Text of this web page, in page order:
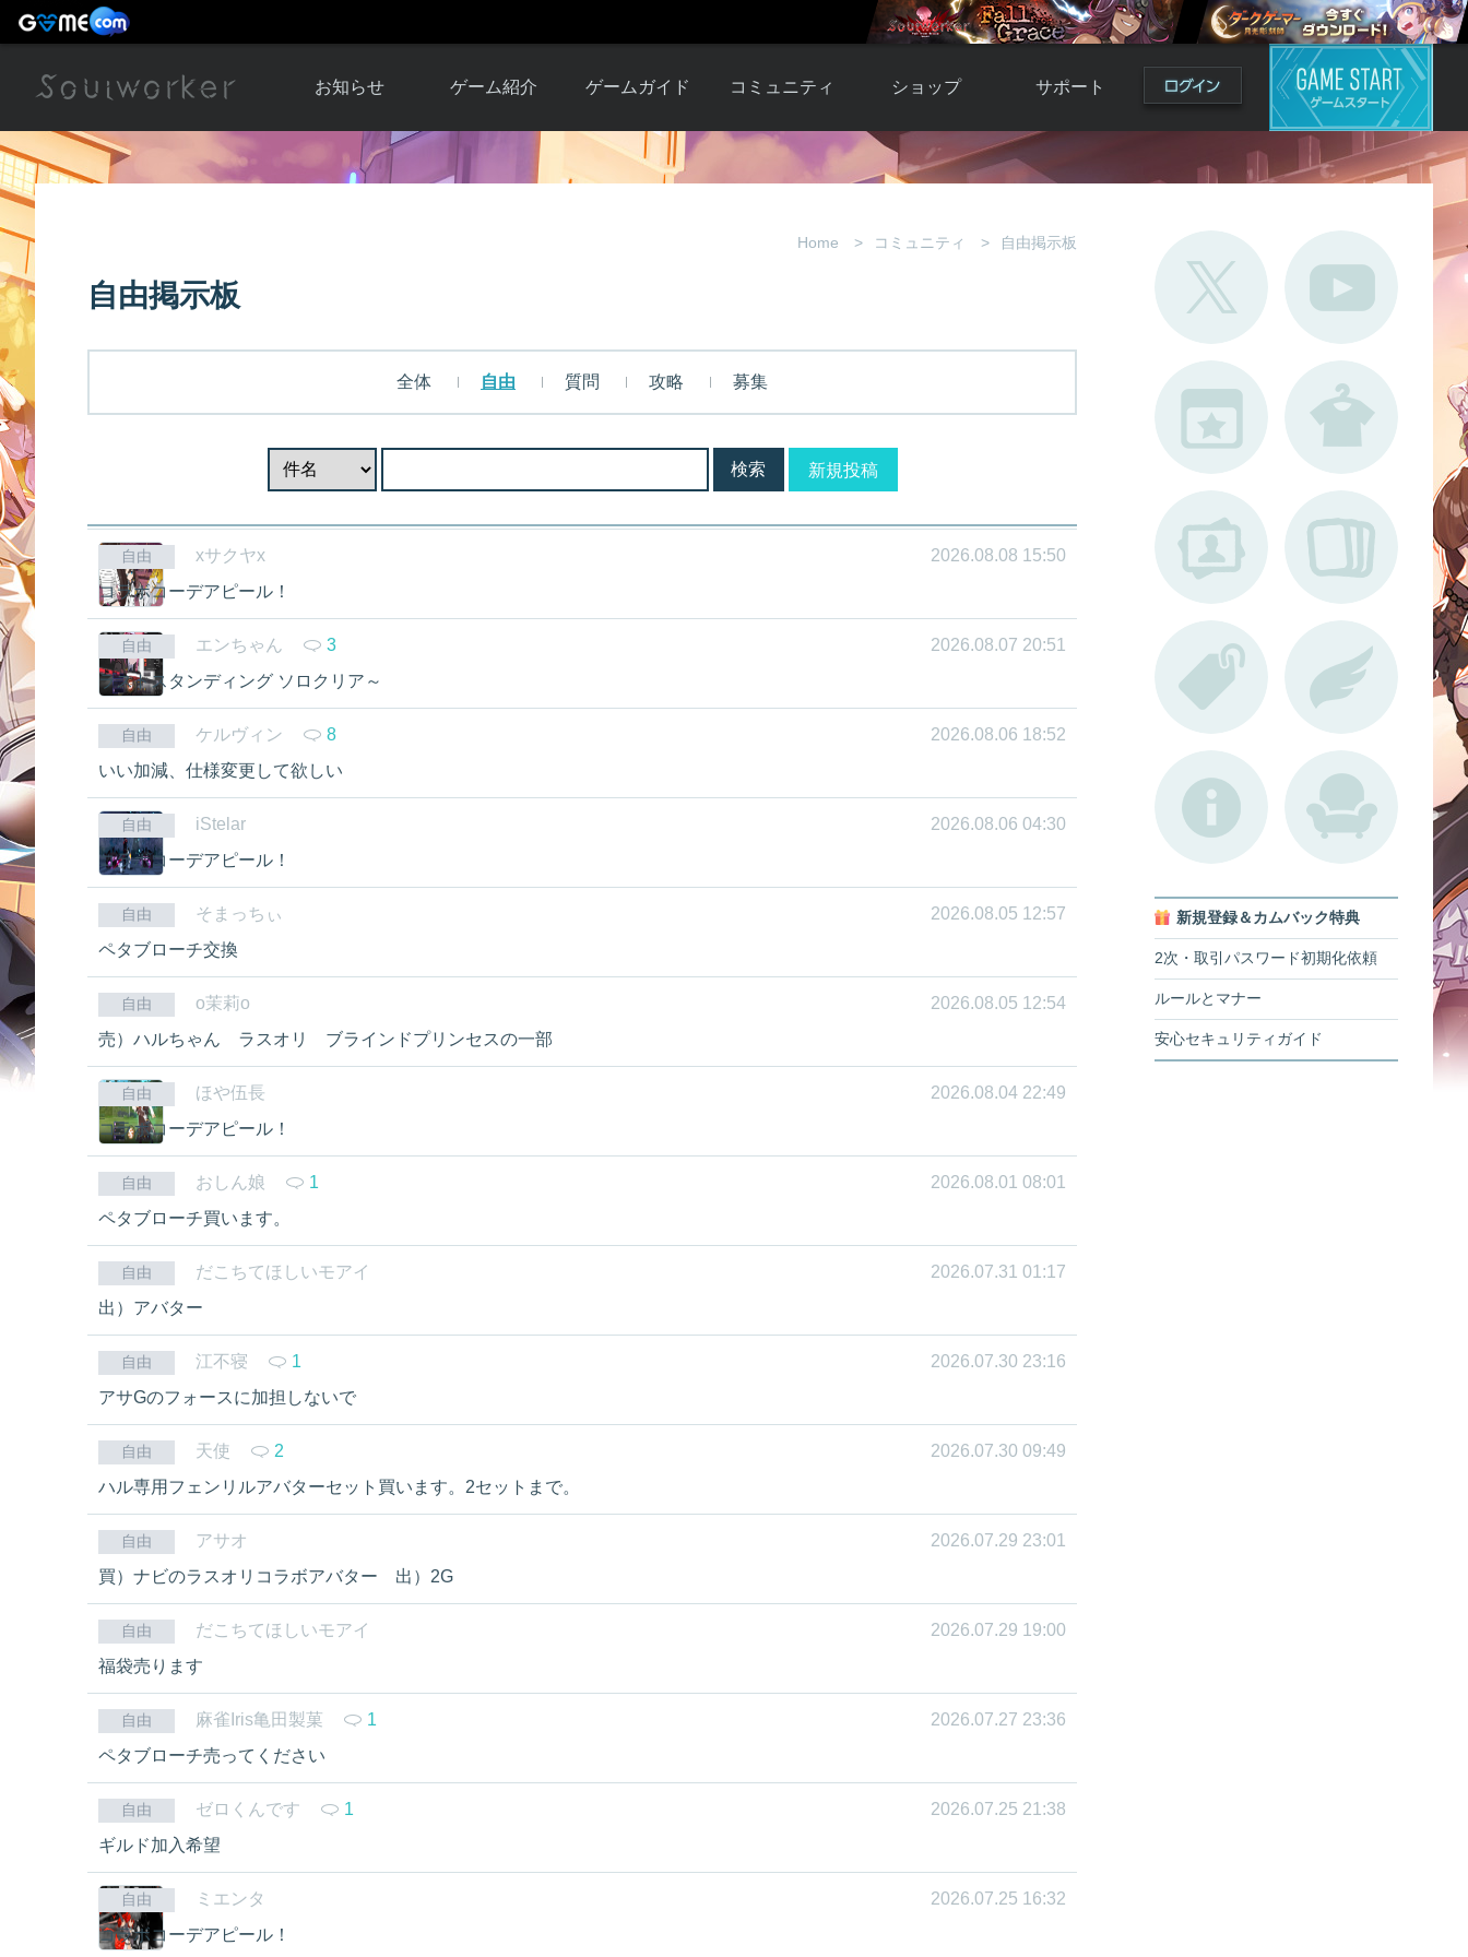
お知らせ
お知らせ一覧
ゲーム紹介
ソウルワーカー
アップデート履
歴
ゲームガイド
ガイド総合もく
コミュニティ
自由掲示板
画像掲示板
ショップ
Y.Pの購入
アイテムカタロ
サポート
よくある質問
不具合対応状況
Home コミュニティ 自由掲示板
自由掲示板
全体 自由 質問 攻略 募集
新規投稿
自由 xサクヤx
2026.08.08 15:50
コラボコーデアピール！
自由 エンちゃん 3
2026.08.07 20:51
ラストスタンディング ソロクリア～
自由 ケルヴィン 8
2026.08.06 18:52
いい加減、仕様変更して欲しい
自由 iStelar
2026.08.06 04:30
コラボコーデアピール！
自由 そまっちぃ
2026.08.05 12:57
ペタブローチ交換
自由 o茉莉o
2026.08.05 12:54
売）ハルちゃん ラスオリ ブラインドプリンセスの一部
自由 ほや伍長
2026.08.04 22:49
コラボコーデアピール！
自由 おしん娘 1
2026.08.01 08:01
ペタブローチ買います。
自由 だこちてほしいモアイ
2026.07.31 01:17
出）アバター
自由 江不寝 1
2026.07.30 23:16
アサGのフォースに加担しないで
自由 天使 2
2026.07.30 09:49
ハル専用フェンリルアバターセット買います。2セットまで。
自由 アサオ
2026.07.29 23:01
買）ナビのラスオリコラボアバター 出）2G
自由 だこちてほしいモアイ
2026.07.29 19:00
福袋売ります
自由 麻雀Iris亀田製菓 1
2026.07.27 23:36
ペタブローチ売ってください
自由 ゼロくんです 1
2026.07.25 21:38
ギルド加入希望
自由 ミエンタ
2026.07.25 16:32
コラボコーデアピール！
新規登録＆カムバック特典
2次・取引パスワード初期化依頼
ルールとマナー
安心セキュリティガイド